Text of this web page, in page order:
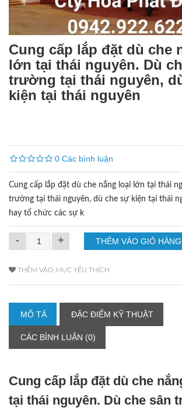
Cung cấp lắp đặt dù che
lớn tại thái nguyên. Dù
trường tại thái nguyên,
kiện tại thái nguyên
0 Các bình luận
Cung cấp lắp đặt dù che nắng loại lớn tại thái
trường tại thái nguyên, dù che sự kiện tại thái
hay tổ chức các sự k
- +
THÊM VÀO MỤC YÊU THÍCH
MÔ TẢ ĐẶC ĐIỂM KỸ THUẬT
CÁC BÌNH LUẬN (0)
Cung cấp lắp đặt dù che
tại thái nguyên. Dù che sân